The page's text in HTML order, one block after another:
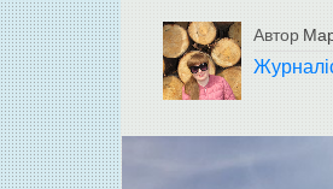
Автор